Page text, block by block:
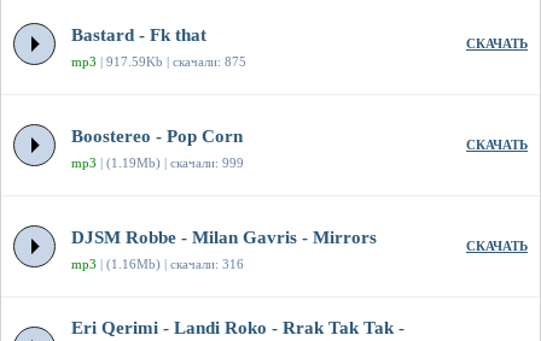
Bastard - Fk that
mp3 | 917.59Kb | скачали: 875
СКАЧАТЬ
Boostereo - Pop Corn
mp3 | (1.19Mb) | скачали: 999
СКАЧАТЬ
DJSM Robbe - Milan Gavris - Mirrors
mp3 | (1.16Mb) | скачали: 316
СКАЧАТЬ
Eri Qerimi - Landi Roko - Rrak Tak Tak -